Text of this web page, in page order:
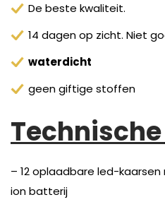
De beste kwaliteit.
14 dagen op zicht. Niet
waterdicht
geen giftige stoffen
– 12 oplaadbare led-
ion batterij